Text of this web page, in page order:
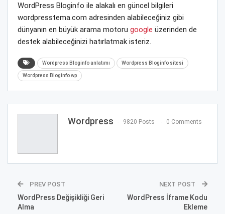
WordPress Bloginfo ile alakalı en güncel bilgileri
wordpresstema.com adresinden alabileceğiniz gibi
dünyanın en büyük arama motoru google üzerinden de
destek alabileceğinizi hatırlatmak isteriz.
Wordpress Bloginfo anlatımı Wordpress Bloginfo sitesi
Wordpress Bloginfo wp
Wordpress 9820 Posts 0 Comments
PREV POST
WordPress Değişikliği Geri
Alma
NEXT POST
WordPress İframe Kodu
Ekleme